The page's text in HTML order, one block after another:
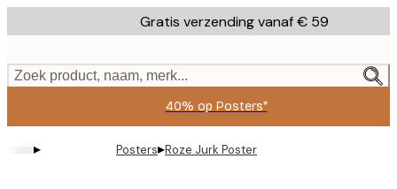
to
content.
Gratis verzending vanaf € 59
Zoek product, naam, merk...
40% op Posters*
▸ Posters▸Roze Jurk Poster